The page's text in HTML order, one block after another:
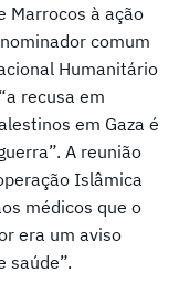
Marrocos à ação
comum
Humanitário
recusa em
em Gaza é
A reunião
Islâmica
médicos que o
era um aviso
saúde”.